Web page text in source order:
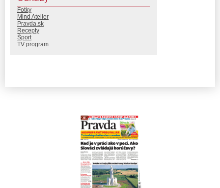
Fotky
Mind Atelier
Pravda.sk
Recepty
Šport
TV program